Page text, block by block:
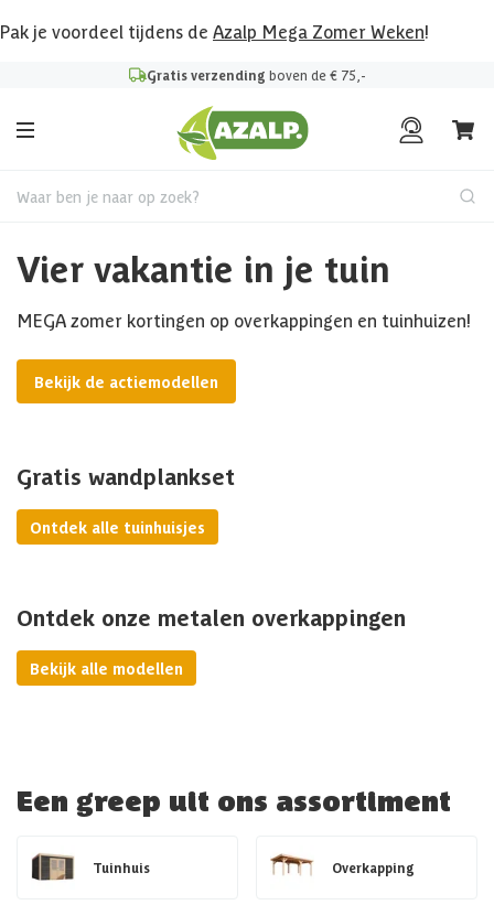
Pak je voordeel tijdens de Azalp Mega Zomer Weken!
Gratis verzending boven de € 75,-
Waar ben je naar op zoek?
Vier vakantie in je tuin
MEGA zomer kortingen op overkappingen en tuinhuizen!
Bekijk de actiemodellen
Gratis wandplankset
Ontdek alle tuinhuisjes
Ontdek onze metalen overkappingen
Bekijk alle modellen
Een greep uit ons assortiment
Tuinhuis Overkapping